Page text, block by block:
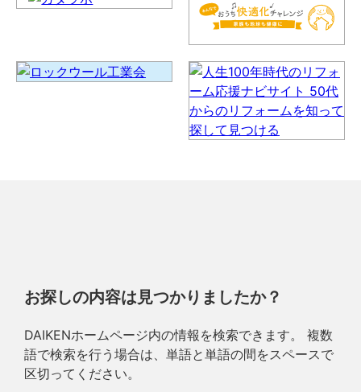
お探しの内容は見つかりましたか？
DAIKENホームページ内の情報を検索できます。 複数
語で検索を行う場合は、単語と単語の間をスペースで
区切ってください。